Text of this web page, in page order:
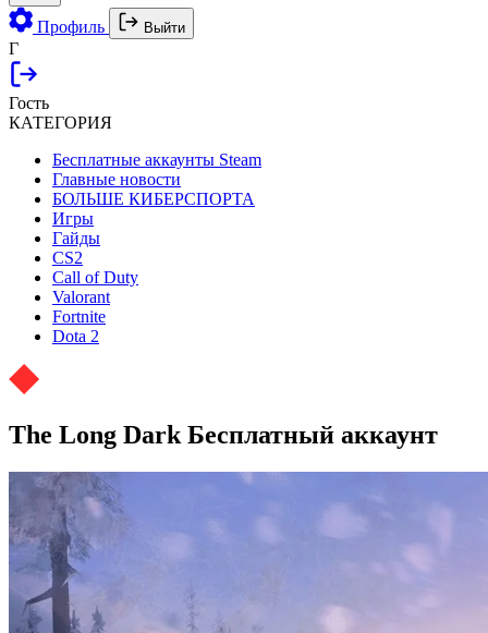
Профиль Выйти
Г
Гость
КАТЕГОРИЯ
Бесплатные аккаунты Steam
Главные новости
БОЛЬШЕ КИБЕРСПОРТА
Игры
Гайды
CS2
Call of Duty
Valorant
Fortnite
Dota 2
The Long Dark Бесплатный аккаунт